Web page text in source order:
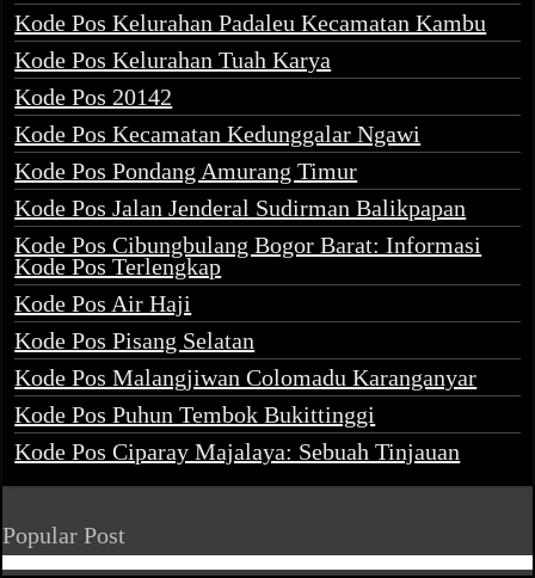
Kode Pos Kelurahan Padaleu Kecamatan Kambu
Kode Pos Kelurahan Tuah Karya
Kode Pos 20142
Kode Pos Kecamatan Kedunggalar Ngawi
Kode Pos Pondang Amurang Timur
Kode Pos Jalan Jenderal Sudirman Balikpapan
Kode Pos Cibungbulang Bogor Barat: Informasi
Kode Pos Terlengkap
Kode Pos Air Haji
Kode Pos Pisang Selatan
Kode Pos Malangjiwan Colomadu Karanganyar
Kode Pos Puhun Tembok Bukittinggi
Kode Pos Ciparay Majalaya: Sebuah Tinjauan
Popular Post